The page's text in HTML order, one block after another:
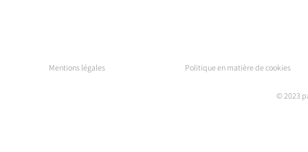
Mentions légales Politique en matière de cookies
© 2023